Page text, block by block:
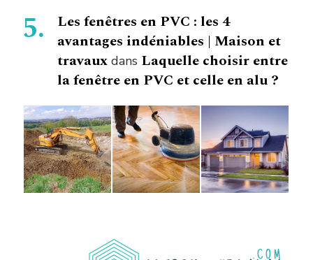
Les fenêtres en PVC : les 4
avantages indéniables | Maison et
travaux dans Laquelle choisir entre
la fenêtre en PVC et celle en alu ?